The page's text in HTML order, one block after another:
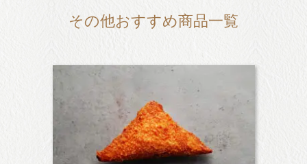
その他おすすめ商品一覧